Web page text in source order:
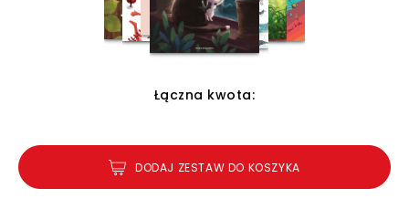
Łączna kwota:
DODAJ ZESTAW DO KOSZYKA